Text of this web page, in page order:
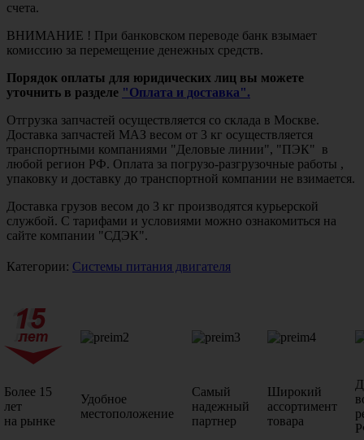
счета.
ВНИМАНИЕ ! При банковском переводе банк взымает
комиссию за перемещение денежных средств.
Порядок оплаты для юридических лиц вы можете
уточнить в разделе "Оплата и доставка".
Отгрузка запчастей осуществляется со склада в Москве.
Доставка запчастей МАЗ весом от 3 кг осуществляется
транспортными компаниями "Деловые линии", "ПЭК" в
любой регион РФ. Оплата за погрузо-разгрузочные работы ,
упаковку и доставку до транспортной компании не взимается.
Доставка грузов весом до 3 кг производятся курьерской
службой. С тарифами и условиями можно ознакомиться на
сайте компании "СДЭК".
Категории: Системы питания двигателя
Более 15
лет
на рынке
Удобное
местоположение
Самый
надежный
партнер
Широкий
ассортимент
товара